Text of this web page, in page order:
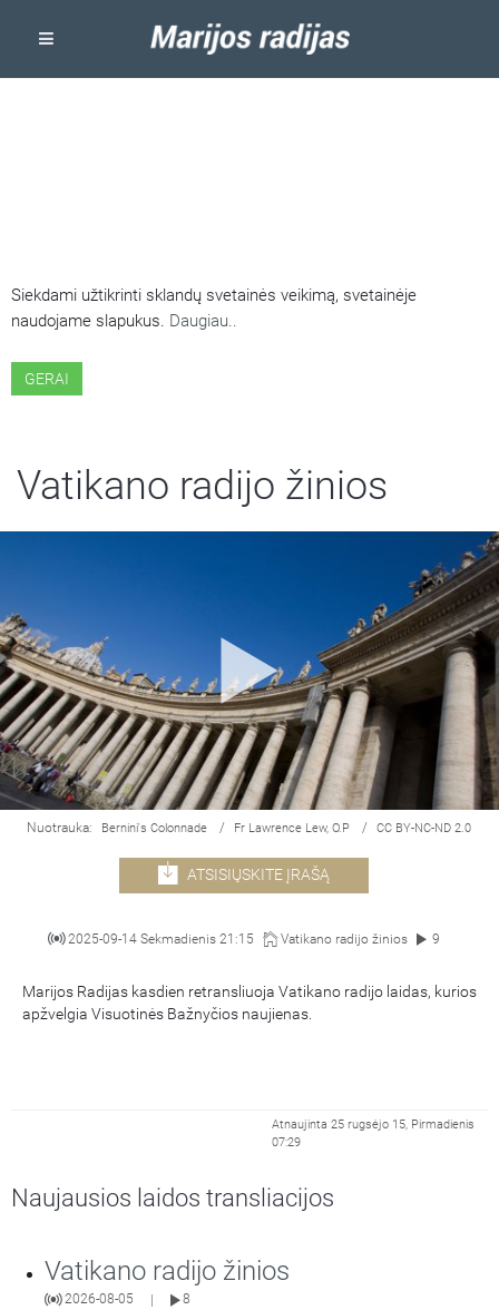
Siekdami užtikrinti sklandų svetainės veikimą, svetainėje
naudojame slapukus. Daugiau..
GERAI
Vatikano radijo žinios
Nuotrauka: Bernini's Colonnade / Fr Lawrence Lew, O.P / CC BY-NC-ND 2.0
ATSISIŲSKITE ĮRAŠĄ
2025-09-14 Sekmadienis 21:15 Vatikano radijo žinios 9
Marijos Radijas kasdien retransliuoja Vatikano radijo laidas, kurios
apžvelgia Visuotinės Bažnyčios naujienas.
Atnaujinta 25 rugsėjo 15, Pirmadienis
07:29
Naujausios laidos transliacijos
Vatikano radijo žinios
2026-08-05 8